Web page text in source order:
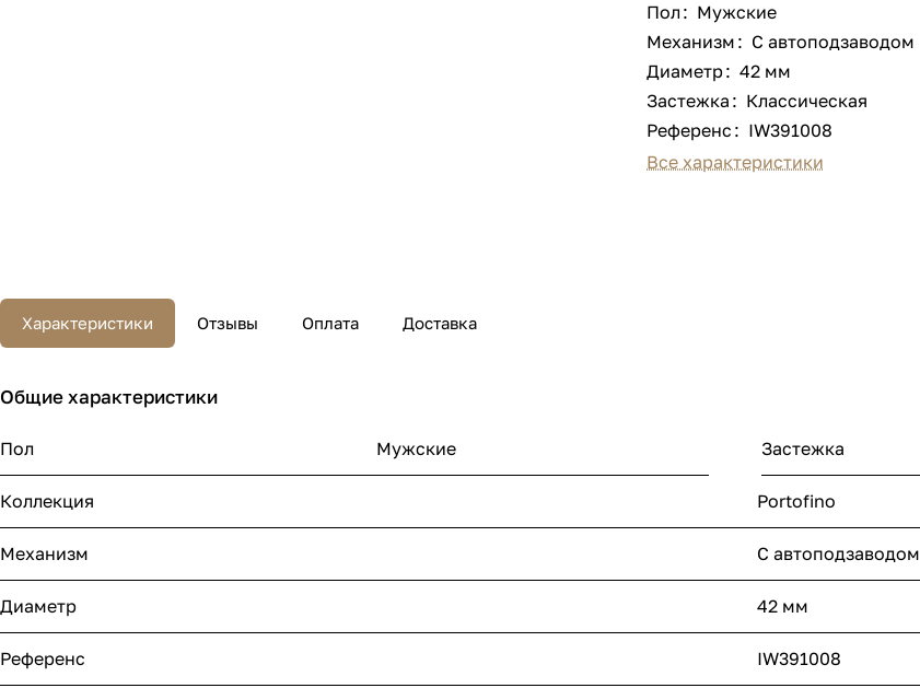
Пол : Мужские
Механизм : С автоподзаводом
Диаметр: 42 мм
Застежка : Классическая
Референс : IW391008
Все характеристики
Характеристики Отзывы Оплата Доставка
Общие характеристики
Пол Мужские Застежка
Коллекция Portofino
Механизм С автоподзаводом
Диаметр 42 мм
Референс IW391008